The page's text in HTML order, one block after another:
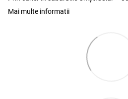
Mai multe informatii